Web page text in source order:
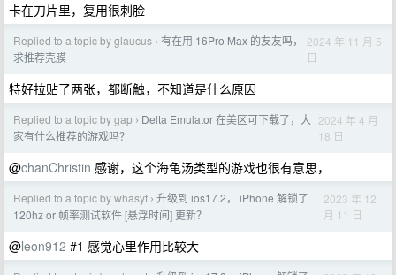
卡在刀片里，复用很刺脸
Replied to a topic by glaucus › 有在用 16Pro Max 的友友吗，
求推荐壳膜
2024 年 11 月 5
日
特好拉贴了两张，都断触，不知道是什么原因
Replied to a topic by gap › Delta Emulator 在美区可下载了，大
家有什么推荐的游戏吗？
2024 年 4 月
18 日
@chanChristin 感谢，这个海龟汤类型的游戏也很有意思，
Replied to a topic by whasyt › 升级到 ios17.2， iPhone 解锁了
120hz or 帧率测试软件 [悬浮时间] 更新？
2023 年 12
月 11 日
@leon912 #1 感觉心里作用比较大